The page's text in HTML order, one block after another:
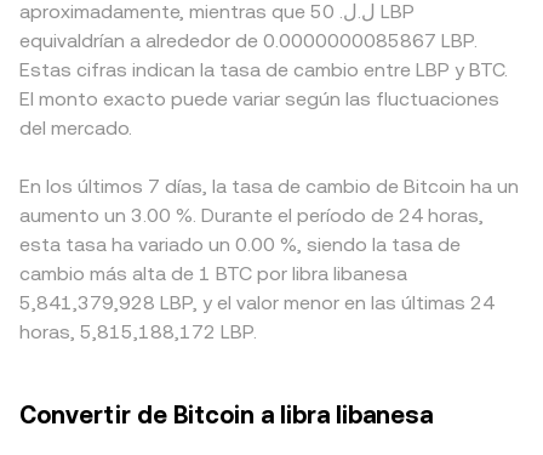
aproximadamente, mientras que 50 .ل.ل LBP
equivaldrían a alrededor de 0.0000000085867 LBP.
Estas cifras indican la tasa de cambio entre LBP y BTC.
El monto exacto puede variar según las fluctuaciones
del mercado.
En los últimos 7 días, la tasa de cambio de Bitcoin ha un
aumento un 3.00 %. Durante el período de 24 horas,
esta tasa ha variado un 0.00 %, siendo la tasa de
cambio más alta de 1 BTC por libra libanesa
5,841,379,928 LBP, y el valor menor en las últimas 24
horas, 5,815,188,172 LBP.
Convertir de Bitcoin a libra libanesa